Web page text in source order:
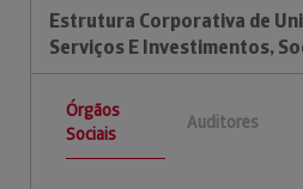
Estrutura Corporativa de
Serviços E Investimentos,
Órgãos
Sociais
Auditores